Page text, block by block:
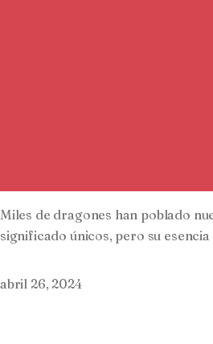
Miles de dragones han poblado
significado únicos, pero su
abril 26, 2024